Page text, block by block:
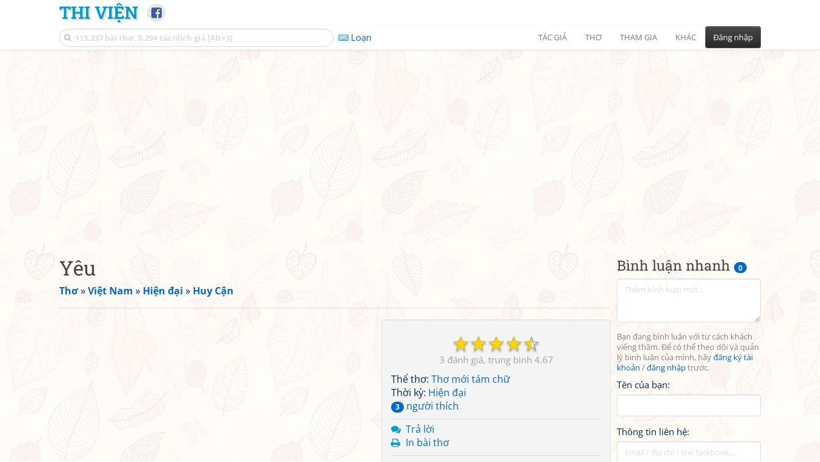
THI VIỆN
Loạn TÁC GIẢ THƠ THAM GIA KHÁC Đăng nhập
Bình luận nhanh 0
Bạn đang bình luận với tư cách khách
viếng thăm. Để có thể theo dõi và quản
lý bình luận của mình, hãyđăng ký tài
khoản /đăng nhậptrước.
Tên của bạn:
Thông tin liên hệ:
Yêu
Thơ»Việt Nam » Hiện đại » Huy Cận
☆
☆
☆
☆
☆
3 4.67
Thể thơ: Thơ mới tám chữ
Thời kỳ: Hiện đại
3
người thích
Trả lời
In bài thơ